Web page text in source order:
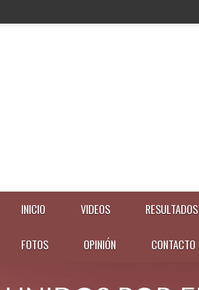
INICIO VIDEOS
FOTOS OPINIÓN CONTACTO